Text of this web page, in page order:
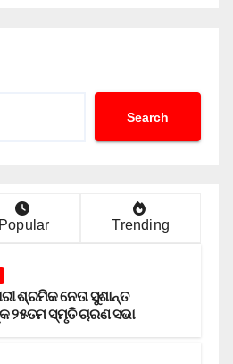
Search
Popular Trending
ଶ୍ରମିକ ନେତା ସୁଶାନ୍ତ
୨୫ତମ ସ୍ମୃତି ଚାରଣ ସଭା